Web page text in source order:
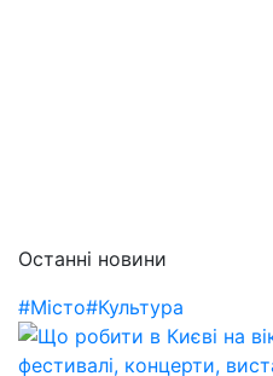
Останні новини
#Місто#Культура